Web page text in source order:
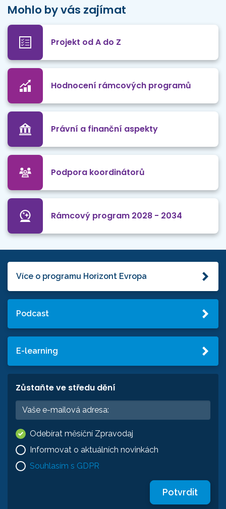
Mohlo by vás zajímat
Projekt od A do Z
Hodnocení rámcových programů
Právní a finanční aspekty
Podpora koordinátorů
Rámcový program 2028 - 2034
Více o programu Horizont Evropa
Podcast
E-learning
Zůstaňte ve středu dění
Odebírat měsíční Zpravodaj
Informovat o aktuálních novinkách
Souhlasím s GDPR
Potvrdit